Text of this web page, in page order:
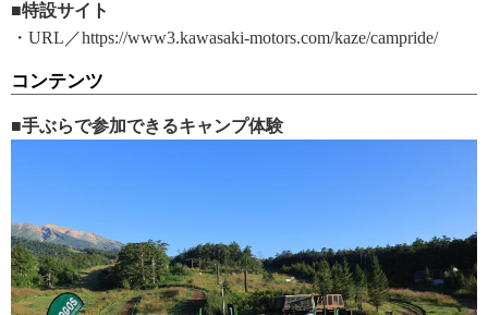
■特設サイト
・URL／https://www3.kawasaki-motors.com/kaze/campride/
コンテンツ
■手ぶらで参加できるキャンプ体験